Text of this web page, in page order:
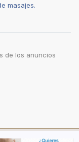
masajes.
de los anuncios